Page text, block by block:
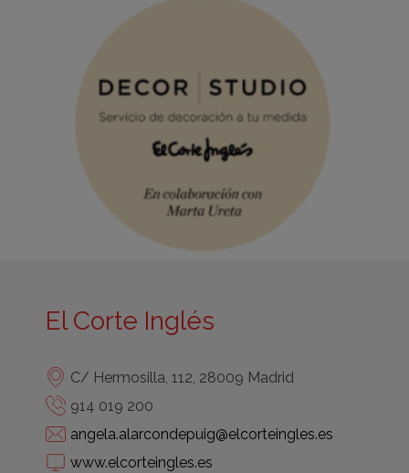
El Corte Inglés
C/ Hermosilla, 112, 28009 Madrid
914 019 200
angela.alarcondepuig@elcorteingles.es
www.elcorteingles.es